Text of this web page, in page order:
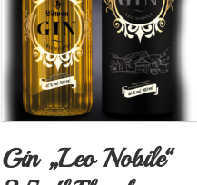
Gin „Leo Nobile“